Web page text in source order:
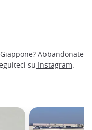
Abbandonate
su Instagram.